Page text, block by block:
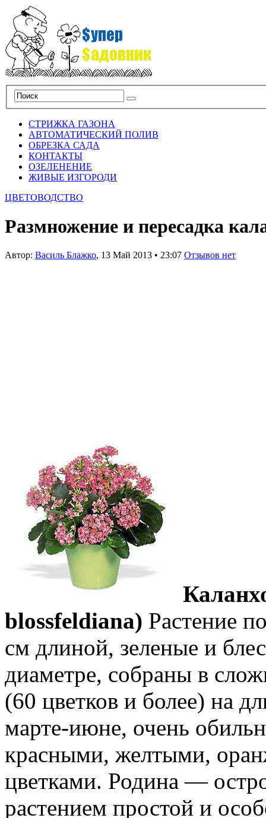
СТРИЖКА ГАЗОНА
АВТОМАТИЧЕСКИЙ ПОЛИВ
ОБРЕЗКА САДА
КОНТАКТЫ
ОЗЕЛЕНЕНИЕ
ЖИВЫЕ ИЗГОРОДИ
ЦВЕТОВОДСТВО
Размножение и пересадка
Автор: Василь Блажко, 13 Май 2013 • 23:07 Отзывов нет
blossfeldiana) Растение
см длиной, зеленые и
диаметре, собраны в
(60 цветков и более) на
марте-июне, очень
красными, желтыми,
цветками. Родина —
растением простой и